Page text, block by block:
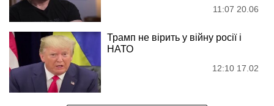
11:07 20.06
Трамп не вірить у війну росії і
НАТО
12:10 17.02